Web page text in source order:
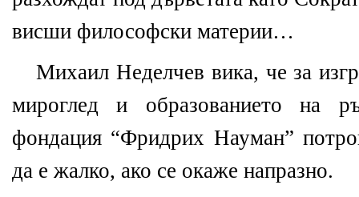
висши философски материи…
Михаил Неделчев вика, че за
мироглед и образованието на
фондация “Фридрих Науман”
да е жалко, ако се окаже напразно.